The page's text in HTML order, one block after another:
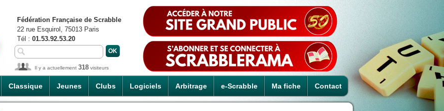
Classique Jeunes Clubs Logiciels Arbitrage e-Scrabble Ma fiche Contact
Fédération Française de Scrabble
22 rue Esquirol, 75013 Paris
Tél : 01.53.92.53.20
Il y a actuellement 318 visiteurs